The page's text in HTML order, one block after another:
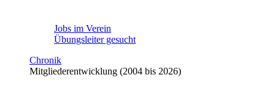
Jobs im Verein
Übungsleiter gesucht
Chronik
Mitgliederentwicklung (2004 bis 2026)